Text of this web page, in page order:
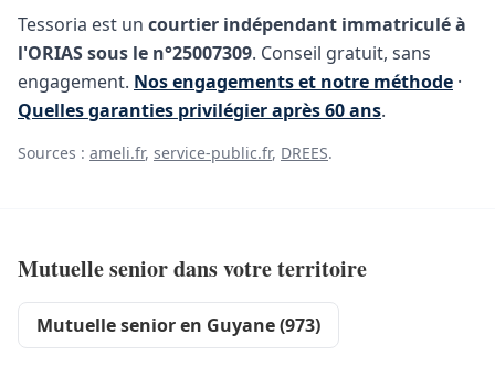
Tessoria est un courtier indépendant immatriculé à
l'ORIAS sous le n°25007309. Conseil gratuit, sans
engagement. Nos engagements et notre méthode ·
Quelles garanties privilégier après 60 ans.
Sources : ameli.fr, service-public.fr, DREES.
Mutuelle senior dans votre territoire
Mutuelle senior en Guyane (973)